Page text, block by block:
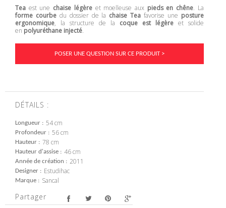
Tea est une chaise légèreet moelleuse aux pieds en chêne. La
forme courbedu dossier de la chaise Tea favorise une posture
ergonomique, la structure de la coque est légèreet solide
en polyuréthane injecté.
POSER UNE QUESTION SUR CE PRODUIT >
DÉTAILS :
Longueur 54 cm
Profondeur 56 cm
Hauteur 78 cm
Hauteur d'assise 46 cm
Année de création 2011
Designer Estudihac
Marque Sancal
Partager